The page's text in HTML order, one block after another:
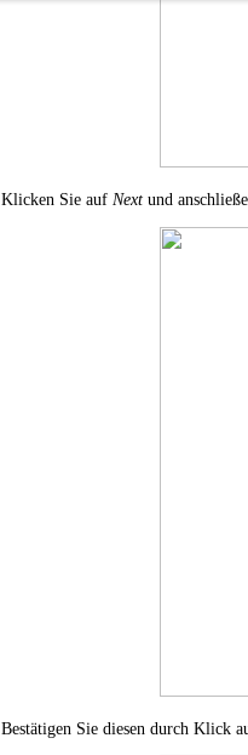
Klicken Sie auf Nextund
Bestätigen Sie diesen durch Klick